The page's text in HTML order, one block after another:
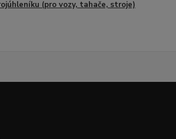
(pro vozy, tahače, stroje)